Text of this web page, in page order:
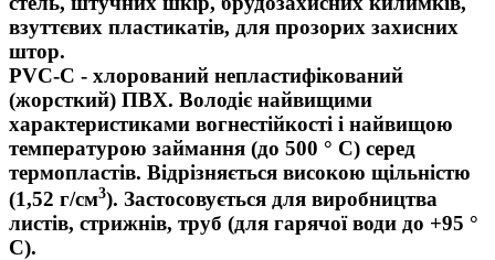
взуттєвих пластикатів, для прозорих захисних
штор.
PVC-С - хлорований непластифікований
(жорсткий) ПВХ. Володіє найвищими
характеристиками вогнестійкості і найвищою
температурою займання (до 500 ° С) серед
термопластів. Відрізняється високою щільністю
(1,52 г/см3). Застосовується для виробництва
листів, стрижнів, труб (для гарячої води до +95 °
С).